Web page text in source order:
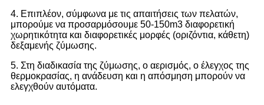
4. Επιπλέον, σύμφωνα με τις απαιτήσεις των πελατών,
μπορούμε να προσαρμόσουμε 50-150m3 διαφορετική
χωρητικότητα και διαφορετικές μορφές (οριζόντια, κάθετη)
δεξαμενής ζύμωσης.
5. Στη διαδικασία της ζύμωσης, ο αερισμός, ο έλεγχος της
θερμοκρασίας, η ανάδευση και η απόσμηση μπορούν να
ελεγχθούν αυτόματα.